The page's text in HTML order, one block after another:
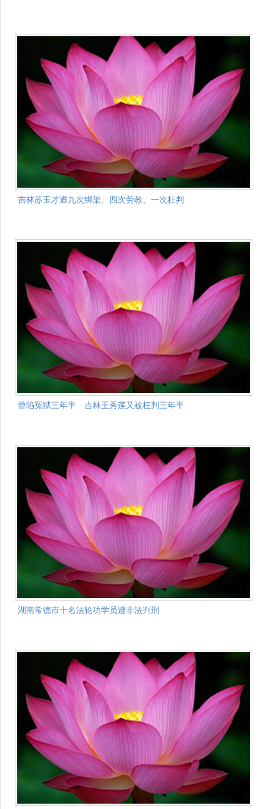
吉林苏玉才遭九次绑架、四次劳教、一次枉判
曾陷冤狱三年半 吉林王秀莲又被枉判三年半
湖南常德市十名法轮功学员遭非法判刑